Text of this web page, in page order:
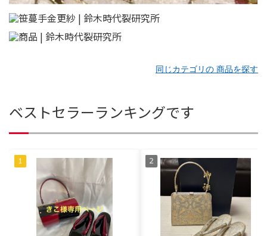
同じカテゴリの 商品を探す
ベストセラーランキングです